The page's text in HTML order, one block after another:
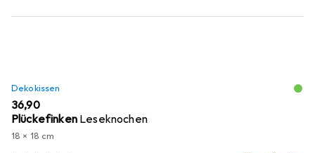
Dekokissen
EUR
36,90
Plückefinken Leseknochen
18 x 18 cm